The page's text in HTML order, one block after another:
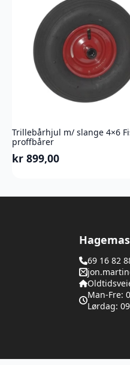
Trillebårhjul m/ slange 4×6
proffbårer
kr 899,00
69 16 82
Man-Fre:
Lørdag: